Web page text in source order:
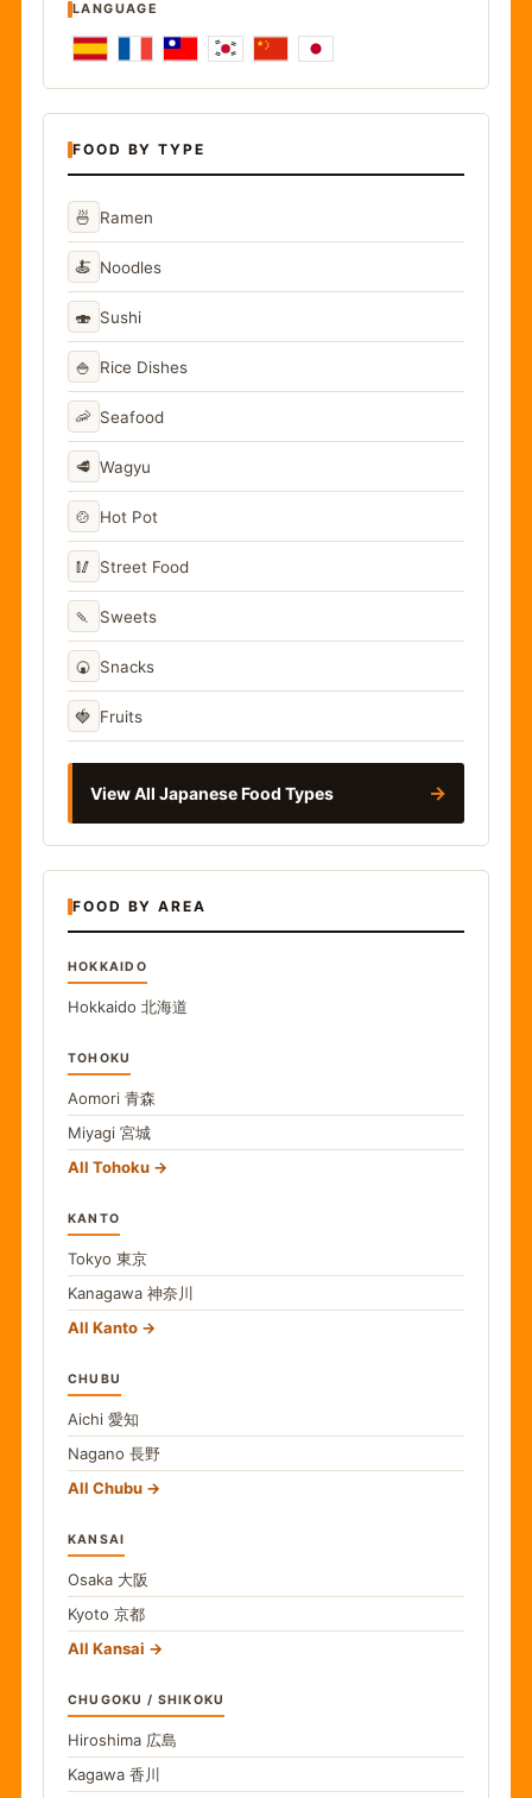
LANGUAGE
FOOD BY TYPE
🍜 Ramen
🍝 Noodles
🍣 Sushi
🍚 Rice Dishes
🦐 Seafood
🥩 Wagyu
🍲 Hot Pot
🥢 Street Food
🍡 Sweets
🍘 Snacks
🍓 Fruits
View All Japanese Food Types →
FOOD BY AREA
HOKKAIDO
Hokkaido 北海道
TOHOKU
Aomori 青森
Miyagi 宮城
All Tohoku
KANTO
Tokyo 東京
Kanagawa 神奈川
All Kanto
CHUBU
Aichi 愛知
Nagano 長野
All Chubu
KANSAI
Osaka 大阪
Kyoto 京都
All Kansai
CHUGOKU / SHIKOKU
Hiroshima 広島
Kagawa 香川